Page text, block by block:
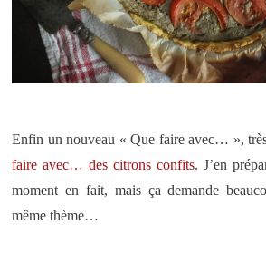
Enfin un nouveau « Que faire avec… »,
faire avec… des citrons confits. J’en
moment en fait, mais ça demande
même thème…